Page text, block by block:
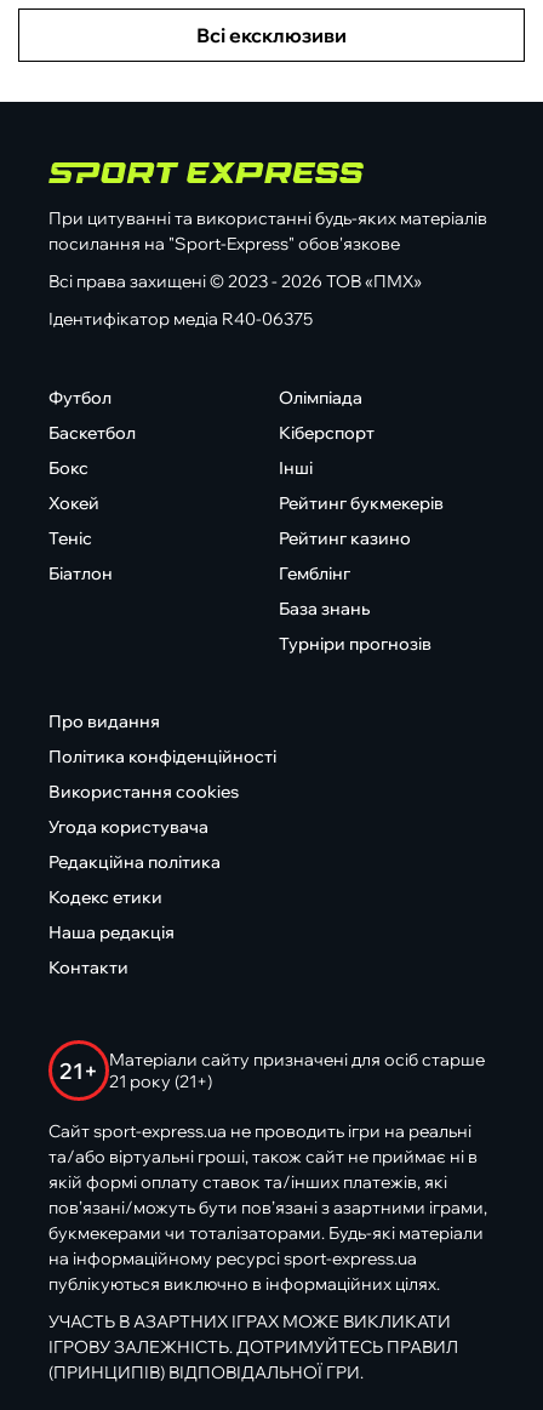
Всі ексклюзиви
При цитуванні та використанні будь-яких матеріалів
посилання на "Sport-Express" обов'язкове
Всі права захищені © 2023 - 2026 ТОВ «ПМХ»
Ідентифікатор медіа R40-06375
Футбол
Баскетбол
Бокс
Хокей
Теніс
Біатлон
Олімпіада
Кіберспорт
Інші
Рейтинг букмекерів
Рейтинг казино
Гемблінг
База знань
Турніри прогнозів
Про видання
Політика конфіденційності
Використання cookies
Угода користувача
Редакційна політика
Кодекс етики
Наша редакція
Контакти
21+
Матеріали сайту призначені для осіб старше
21 року (21+)
Сайт sport-express.ua не проводить ігри на реальні
та/або віртуальні гроші, також сайт не приймає ні в
якій формі оплату ставок та/інших платежів, які
пов’язані/можуть бути пов’язані з азартними іграми,
букмекерами чи тоталізаторами. Будь-які матеріали
на інформаційному ресурсі sport-express.ua
публікуються виключно в інформаційних цілях.
УЧАСТЬ В АЗАРТНИХ ІГРАХ МОЖЕ ВИКЛИКАТИ
ІГРОВУ ЗАЛЕЖНІСТЬ. ДОТРИМУЙТЕСЬ ПРАВИЛ
(ПРИНЦИПІВ) ВІДПОВІДАЛЬНОЇ ГРИ.